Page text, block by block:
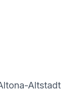
Altstadt